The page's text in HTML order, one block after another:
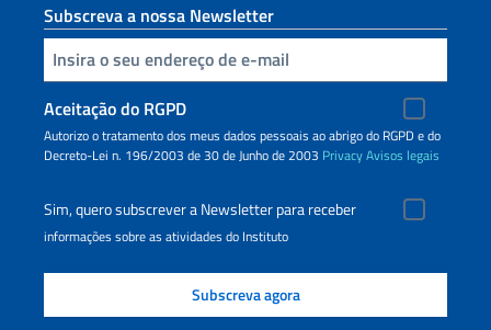
Subscreva a nossa Newsletter
Inserisci la tua email
Aceitação do RGPD
Autorizo o tratamento dos meus dados pessoais ao abrigo do RGPD e do
Decreto-Lei n. 196/2003 de 30 de Junho de 2003 PrivacyAvisos legais
Sim, quero subscrever a Newsletter para receber
informações sobre as atividades do Instituto